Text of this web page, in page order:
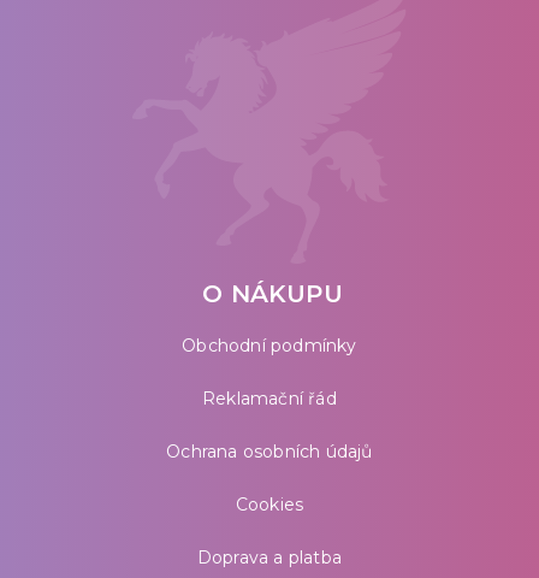
O NÁKUPU
Obchodní podmínky
Reklamační řád
Ochrana osobních údajů
Cookies
Doprava a platba